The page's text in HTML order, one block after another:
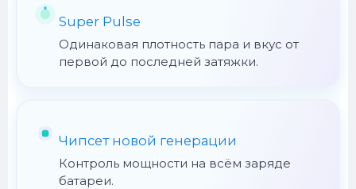
Super Pulse
Одинаковая плотность пара и вкус от
первой до последней затяжки.
Чипсет новой генерации
Контроль мощности на всём заряде
батареи.